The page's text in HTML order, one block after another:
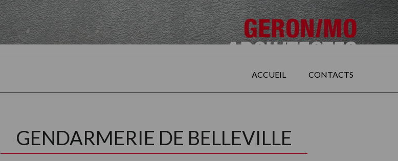
ACCUEIL CONTACTS
GENDARMERIE DE BELLEVILLE